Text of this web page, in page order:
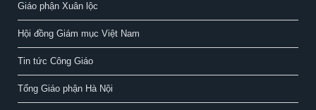
Giáo phận Xuân lộc
Hội đồng Giám mục Việt Nam
Tin tức Công Giáo
Tổng Giáo phận Hà Nội